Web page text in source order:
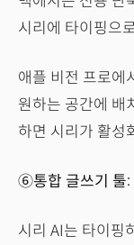
시리에 타이핑으
애플 비전 프로에
원하는 공간에 배
하면 시리가 활성
⑥통합 글쓰기 툴:
시리 AI는 타이핑